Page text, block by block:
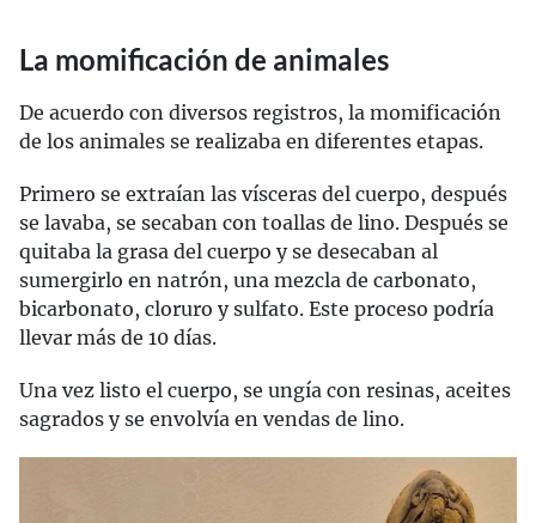
La momificación de animales
De acuerdo con diversos registros, la momificación
de los animales se realizaba en diferentes etapas.
Primero se extraían las vísceras del cuerpo, después
se lavaba, se secaban con toallas de lino. Después se
quitaba la grasa del cuerpo y se desecaban al
sumergirlo en natrón, una mezcla de carbonato,
bicarbonato, cloruro y sulfato. Este proceso podría
llevar más de 10 días.
Una vez listo el cuerpo, se ungía con resinas, aceites
sagrados y se envolvía en vendas de lino.